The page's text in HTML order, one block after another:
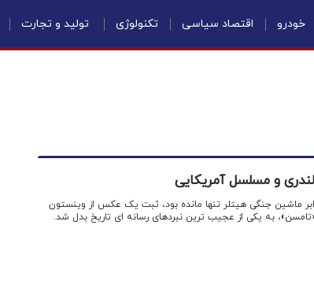
خودرو اقتصاد سیاسی تکنولوژی تولید و تجارت
و مسلسل آمریکایی
که بریتانیا در برابر ماشین جنگی هیتلر تنها مانده بود، ثبت یک عکس از وینستون
به یکی از عجیب ترین نبردهای رسانه ای تاریخ بدل شد.